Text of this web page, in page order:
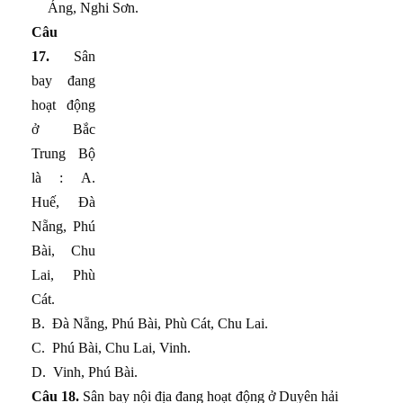
Áng, Nghi Sơn.
Câu
17.
Sân
bay đang
hoạt động
ở Bắc
Trung Bộ
là : A.
Huế, Đà
Nẵng, Phú
Bài, Chu
Lai, Phù
Cát.
B. Đà Nẵng, Phú Bài, Phù Cát, Chu Lai.
C. Phú Bài, Chu Lai, Vinh.
D. Vinh, Phú Bài.
Câu 18. Sân bay nội địa đang hoạt động ở Duyên hải